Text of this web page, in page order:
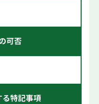
可否
る特記事項